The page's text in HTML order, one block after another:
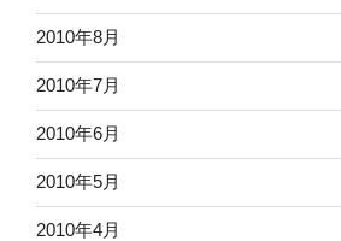
2010年8月
2010年7月
2010年6月
2010年5月
2010年4月